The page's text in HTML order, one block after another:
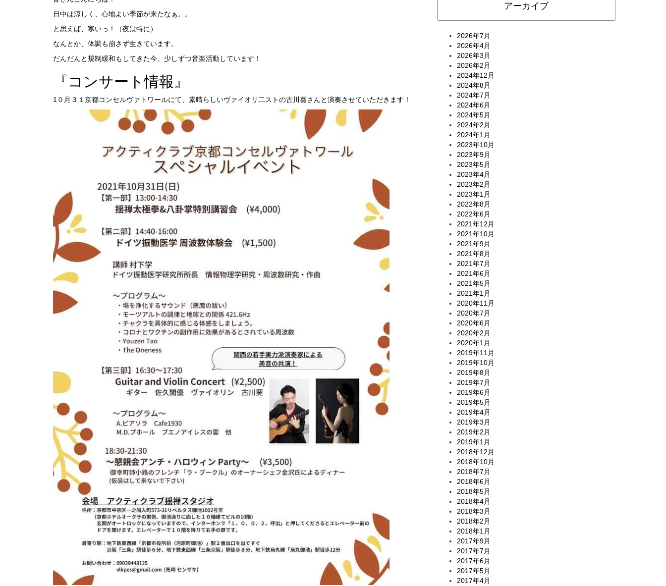
日中は涼しく、心地よい季節が来たなぁ。。
と思えば、寒いっ！（夜は特に）
なんとか、体調も崩さず生きています。
だんだんと規制緩和もしてきた今、少しずつ音楽活動しています！
『コンサート情報』
1０月３１京都コンセルヴァトワールにて、素晴らしいヴァイオリ二ストの古川葵さんと演奏させていただきます！
アーカイブ
2026年7月
2026年4月
2026年3月
2026年2月
2024年12月
2024年8月
2024年7月
2024年6月
2024年5月
2024年2月
2024年1月
2023年10月
2023年9月
2023年5月
2023年4月
2023年2月
2023年1月
2022年8月
2022年6月
2021年12月
2021年10月
2021年9月
2021年8月
2021年7月
2021年6月
2021年5月
2021年1月
2020年11月
2020年7月
2020年6月
2020年2月
2020年1月
2019年11月
2019年10月
2019年8月
2019年7月
2019年6月
2019年5月
2019年4月
2019年3月
2019年2月
2019年1月
2018年12月
2018年10月
2018年7月
2018年6月
2018年5月
2018年4月
2018年3月
2018年2月
2018年1月
2017年9月
2017年7月
2017年6月
2017年5月
2017年4月